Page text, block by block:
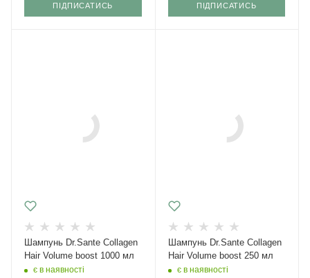
ПІДПИСАТИСЬ ПІДПИСАТИСЬ
Шампунь Dr.Sante Collagen
Hair Volume boost 1000 мл
є в наявності
Шампунь Dr.Sante Collagen
Hair Volume boost 250 мл
є в наявності